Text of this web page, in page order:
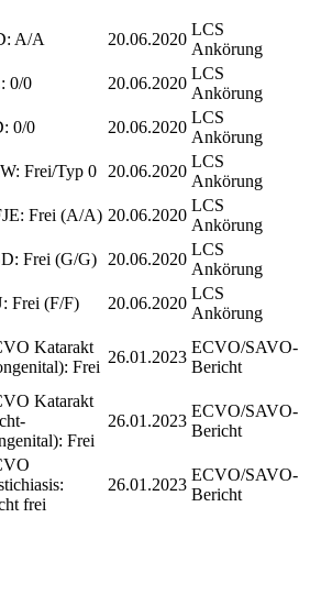
A/A 20.06.2020
LCS
Ankörung
0/0 20.06.2020
LCS
Ankörung
0/0 20.06.2020
LCS
Ankörung
Frei/Typ 0 20.06.2020
LCS
Ankörung
Frei (A/A) 20.06.2020
LCS
Ankörung
Frei (G/G) 20.06.2020
LCS
Ankörung
Frei (F/F) 20.06.2020
LCS
Ankörung
Katarakt
Frei
26.01.2023
ECVO/SAVO-
Bericht
Katarakt
Frei
26.01.2023
ECVO/SAVO-
Bericht
frei
26.01.2023
ECVO/SAVO-
Bericht